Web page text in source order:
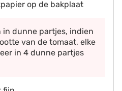
op de bakplaat
in dunne partjes, indien
van de tomaat, elke
in 4 dunne partjes